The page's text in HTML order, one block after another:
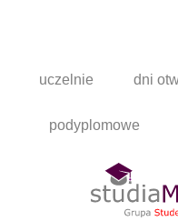
uczelnie dni
podyplomowe